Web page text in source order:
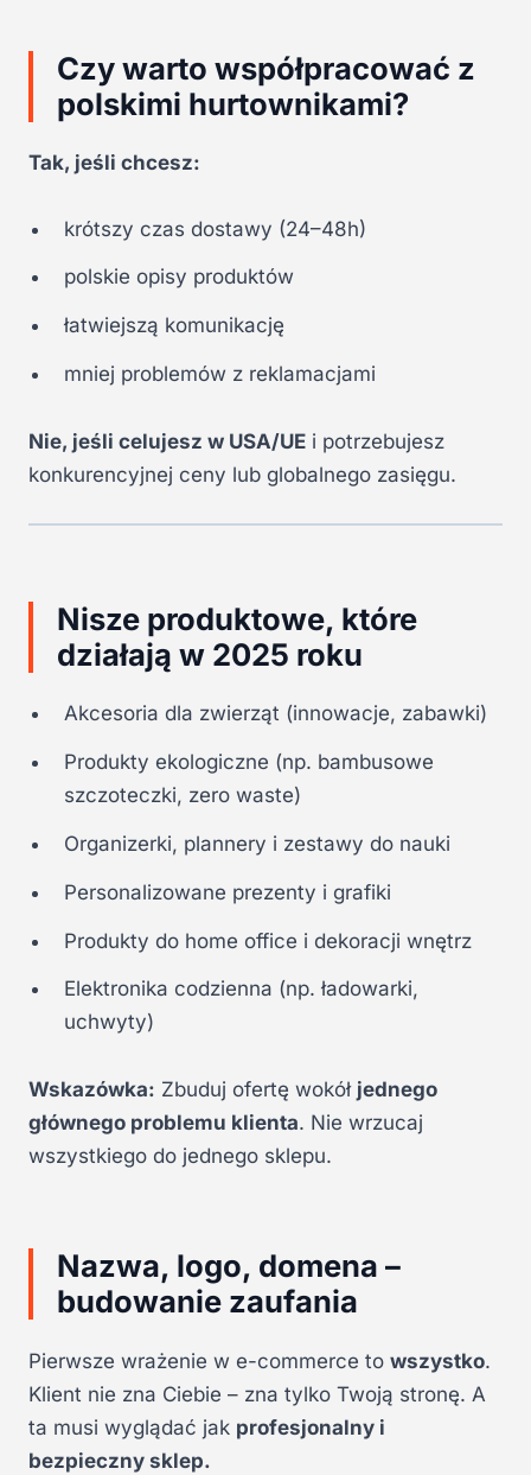
Czy warto współpracować z
polskimi hurtownikami?
Tak, jeśli chcesz:
krótszy czas dostawy (24–48h)
polskie opisy produktów
łatwiejszą komunikację
mniej problemów z reklamacjami
Nie, jeśli celujesz w USA/UE i potrzebujesz
konkurencyjnej ceny lub globalnego zasięgu.
Nisze produktowe, które
działają w 2025 roku
Akcesoria dla zwierząt (innowacje, zabawki)
Produkty ekologiczne (np. bambusowe
szczoteczki, zero waste)
Organizerki, plannery i zestawy do nauki
Personalizowane prezenty i grafiki
Produkty do home office i dekoracji wnętrz
Elektronika codzienna (np. ładowarki,
uchwyty)
Wskazówka: Zbuduj ofertę wokół jednego
głównego problemu klienta. Nie wrzucaj
wszystkiego do jednego sklepu.
Nazwa, logo, domena –
budowanie zaufania
Pierwsze wrażenie w e-commerce to wszystko.
Klient nie zna Ciebie – zna tylko Twoją stronę. A
ta musi wyglądać jak profesjonalny i
bezpieczny sklep.